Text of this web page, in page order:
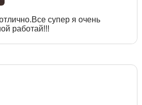
супер я очень
работай!!!